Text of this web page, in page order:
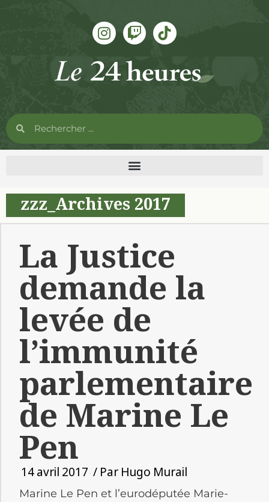
zzz_Archives 2017
La Justice
demande la
levée de
l’immunité
parlementaire
de Marine Le
Pen
14 avril 2017 / Par Hugo Murail
Marine Le Pen et l’eurodéputée Marie-